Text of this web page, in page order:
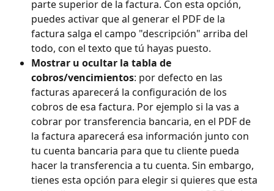
parte superior de la factura. Con esta opción,
puedes activar que al generar el PDF de la
factura salga el campo "descripción" arriba del
todo, con el texto que tú hayas puesto.
Mostrar u ocultar la tabla de
cobros/vencimientos: por defecto en las
facturas aparecerá la configuración de los
cobros de esa factura. Por ejemplo si la vas a
cobrar por transferencia bancaria, en el PDF de
la factura aparecerá esa información junto con
tu cuenta bancaria para que tu cliente pueda
hacer la transferencia a tu cuenta. Sin embargo,
tienes esta opción para elegir si quieres que esta